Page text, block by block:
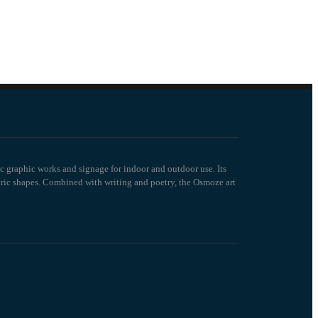
graphic works and signage for indoor and outdoor use. Its
shapes. Combined with writing and poetry, the Osmoze art